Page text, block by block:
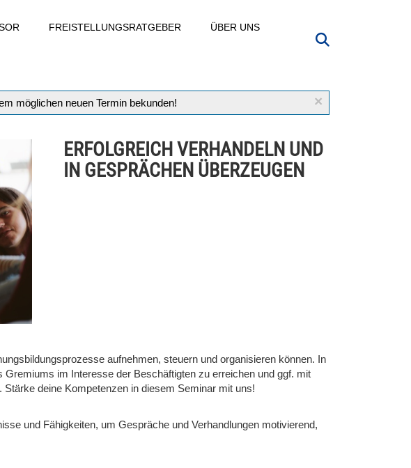
FREISTELLUNGSRATGEBER ÜBER UNS
×
möglichen neuen Termin bekunden!
ERFOLGREICH VERHANDELN UND
IN GESPRÄCHEN ÜBERZEUGEN
aufnehmen, steuern und organisieren können. In
Gremiums im Interesse der Beschäftigten zu erreichen und ggf. mit
deine Kompetenzen in diesem Seminar mit uns!
und Fähigkeiten, um Gespräche und Verhandlungen motivierend,